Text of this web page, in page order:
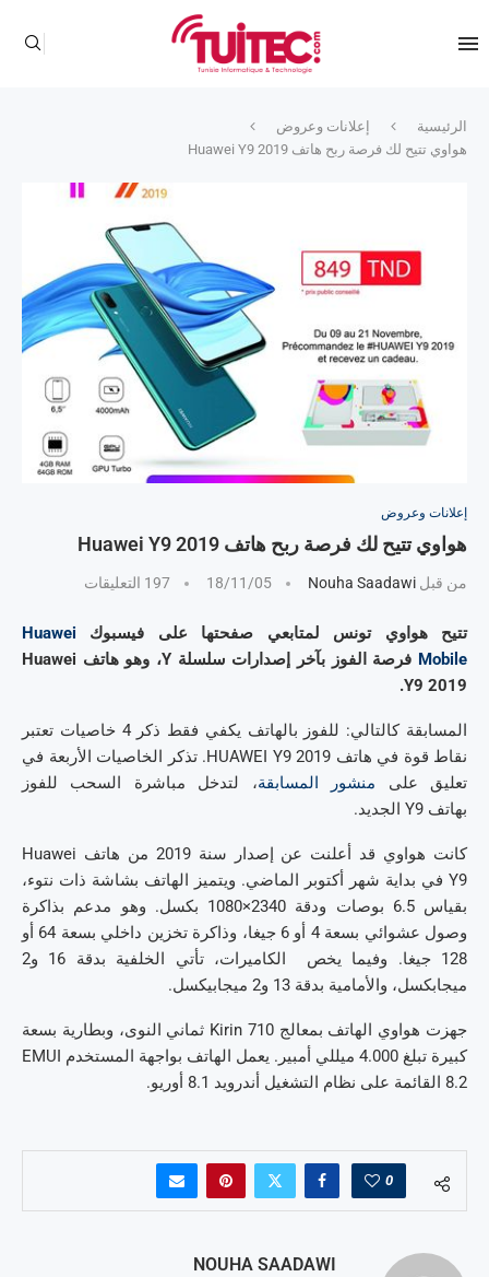
الرئيسية
إعلانات وعروض
هواوي تتيح لك فرصة ربح هاتف Huawei Y9 2019
إعلانات وعروض
هواوي تتيح لك فرصة ربح هاتف Huawei Y9 2019
من قبل Nouha Saadawi
18/11/05 197 التعليقات
تتيح هواوي تونس لمتابعي صفحتها على فيسبوك Huawei
Mobile
فرصة الفوز بآخر إصدارات سلسلة Y، وهو هاتف Huawei
Y9 2019.
المسابقة كالتالي: للفوز بالهاتف يكفي فقط ذكر 4 خاصيات تعتبر
نقاط قوة في هاتف HUAWEI Y9 2019. تذكر الخاصيات الأربعة في
تعليق على منشور المسابقة، لتدخل مباشرة السحب للفوز
بهاتف Y9 الجديد.
كانت هواوي قد أعلنت عن إصدار سنة 2019 من هاتف Huawei
Y9 في بداية شهر أكتوبر الماضي. ويتميز الهاتف بشاشة ذات نتوء،
بقياس 6.5 بوصات ودقة 2340×1080 بكسل. وهو مدعم بذاكرة
وصول عشوائي بسعة 4 أو 6 جيغا، وذاكرة تخزين داخلي بسعة 64 أو
128 جيغا. وفيما يخص الكاميرات، تأتي الخلفية بدقة 16 و2
ميجابكسل، والأمامية بدقة 13 و2 ميجابيكسل.
جهزت هواوي الهاتف بمعالج Kirin 710 ثماني النوى، وبطارية بسعة
كبيرة تبلغ 4.000 ميللي أمبير. يعمل الهاتف بواجهة المستخدم EMUI
8.2 القائمة على نظام التشغيل أندرويد 8.1 أوريو.
0
NOUHA SAADAWI